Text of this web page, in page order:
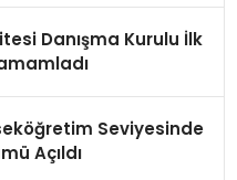
Danışma Kurulu İlk
Seviyesinde
Açıldı